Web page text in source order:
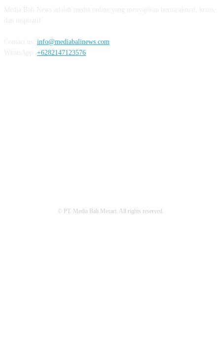
info@mediabalinews.com
+6282147123576
© PT. Media Bali Mesari. All rights reserved.